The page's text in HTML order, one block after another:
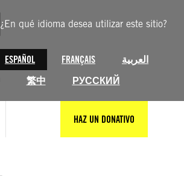
¿En qué idioma desea utilizar este sitio?
ESPAÑOL FRANÇAIS
العربية
繁中 РУССКИЙ
HAZ UN DONATIVO